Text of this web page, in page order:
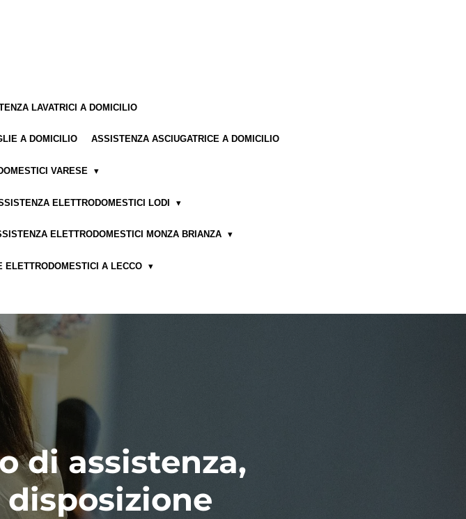
LAVATRICI A DOMICILIO
A DOMICILIO ASSISTENZA ASCIUGATRICE A DOMICILIO
VARESE
ELETTRODOMESTICI LODI
ELETTRODOMESTICI MONZA BRIANZA
ELETTRODOMESTICI A LECCO
di assistenza,